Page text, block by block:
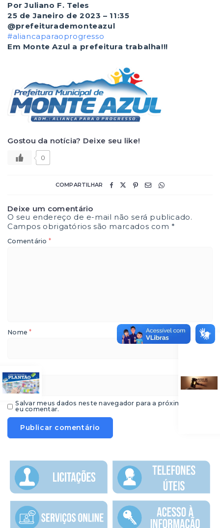
Por Juliano F. Teles
25 de Janeiro de 2023 – 11:35
@prefeiturademonteazul
#aliancaparaoprogresso
Em Monte Azul a prefeitura trabalha!!!
Gostou da notícia? Deixe seu like!
0
COMPARTILHAR
Deixe um comentário
O seu endereço de e-mail não será publicado.
Campos obrigatórios são marcados com*
Comentário *
Nome*
Salvar meus dados neste navegador para a próxima vez que
eu comentar.